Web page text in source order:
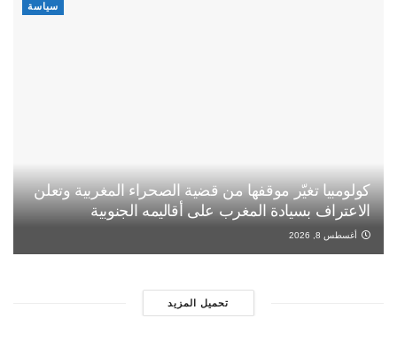
سياسة
كولومبيا تغيّر موقفها من قضية الصحراء المغربية وتعلن
الاعتراف بسيادة المغرب على أقاليمه الجنوبية
أغسطس 8, 2026
تحميل المزيد